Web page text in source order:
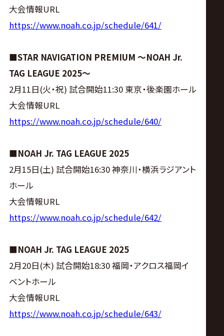
大会情報URL
https://www.noah.co.jp/schedule/641/
■STAR NAVIGATION PREMIUM 〜NOAH Jr.
TAG LEAGUE 2025〜
2月11日(火・祝) 試合開始11:30 東京・後楽園ホール
大会情報URL
https://www.noah.co.jp/schedule/640/
■NOAH Jr. TAG LEAGUE 2025
2月15日(土) 試合開始16:30 神奈川・横浜ラジアント
ホール
大会情報URL
https://www.noah.co.jp/schedule/642/
■NOAH Jr. TAG LEAGUE 2025
2月20日(木) 試合開始18:30 福岡・アクロス福岡イ
ベントホール
大会情報URL
https://www.noah.co.jp/schedule/643/